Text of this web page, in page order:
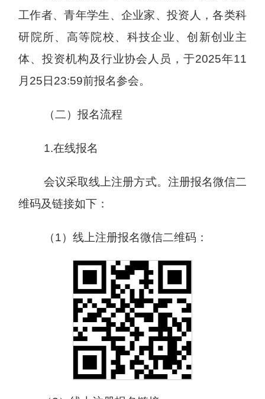
工作者、青年学生、企业家、投资人，各类科
研院所、高等院校、科技企业、创新创业主
体、投资机构及行业协会人员，于2025年11
月25日23:59前报名参会。
（二）报名流程
1.在线报名
会议采取线上注册方式。注册报名微信二
维码及链接如下：
（1）线上注册报名微信二维码：